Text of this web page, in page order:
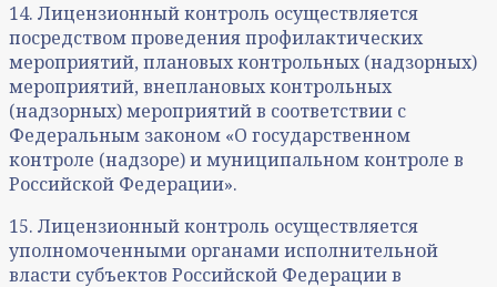
14. Лицензионный контроль осуществляется
посредством проведения профилактических
мероприятий, плановых контрольных (надзорных)
мероприятий, внеплановых контрольных
(надзорных) мероприятий в соответствии с
Федеральным законом «О государственном
контроле (надзоре) и муниципальном контроле в
Российской Федерации».
15. Лицензионный контроль осуществляется
уполномоченными органами исполнительной
власти субъектов Российской Федерации в